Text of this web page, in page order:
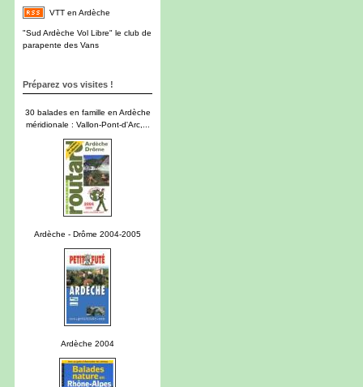
VTT en Ardèche
"Sud Ardèche Vol Libre" le club de
parapente des Vans
Préparez vos visites !
30 balades en famille en Ardèche
méridionale : Vallon-Pont-d'Arc,...
Ardèche - Drôme 2004-2005
Ardèche 2004